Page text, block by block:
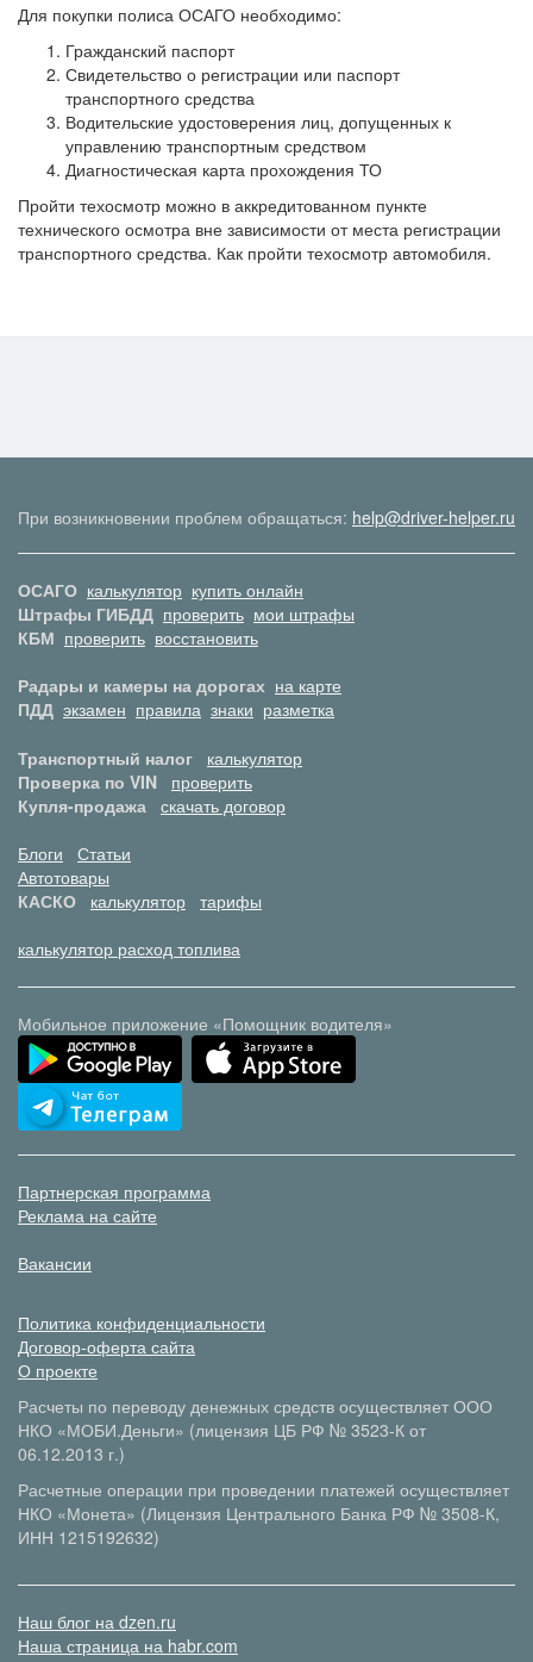
Для покупки полиса ОСАГО необходимо:
Гражданский паспорт
Свидетельство о регистрации или паспорт
транспортного средства
Водительские удостоверения лиц, допущенных к
управлению транспортным средством
Диагностическая карта прохождения ТО
Пройти техосмотр можно в аккредитованном пункте
технического осмотра вне зависимости от места регистрации
транспортного средства. Как пройти техосмотр автомобиля.
При возникновении проблем обращаться: help@driver-helper.ru
ОСАГО калькулятор купить онлайн
Штрафы ГИБДД проверить мои штрафы
КБМ проверить восстановить
Радары и камеры на дорогах на карте
ПДД экзамен правила знаки разметка
Транспортный налог
калькулятор
Проверка по VIN
проверить
Купля-продажа скачать договор
Блоги
Статьи
Автотовары
КАСКО
калькулятор тарифы
калькулятор расход топлива
Мобильное приложение «Помощник водителя»
Партнерская программа
Реклама на сайте
Вакансии
Политика конфиденциальности
Договор-оферта сайта
О проекте
Расчеты по переводу денежных средств осуществляет ООО
НКО «МОБИ.Деньги» (лицензия ЦБ РФ № 3523-К от
06.12.2013 г.)
Расчетные операции при проведении платежей осуществляет
НКО «Монета» (Лицензия Центрального Банка РФ № 3508-К,
ИНН 1215192632)
Наш блог на dzen.ru
Наша страница на habr.com